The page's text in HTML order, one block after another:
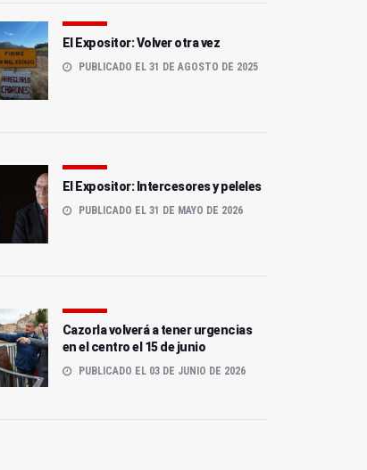
El Expositor: Volver otra vez
PUBLICADO EL 31 DE AGOSTO DE 2025
El Expositor: Intercesores y peleles
PUBLICADO EL 31 DE MAYO DE 2026
Cazorla volverá a tener urgencias
en el centro el 15 de junio
PUBLICADO EL 03 DE JUNIO DE 2026